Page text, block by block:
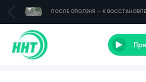
ПОСЛЕ ОПОЛЗНЯ — К